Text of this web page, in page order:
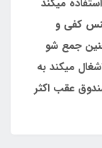
میکند
کفی و
جمع شو
میکند به
عقب اکثر